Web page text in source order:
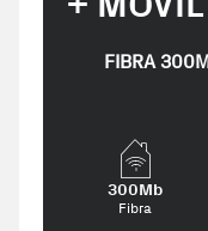
FIBRA
300Mb
Fibra